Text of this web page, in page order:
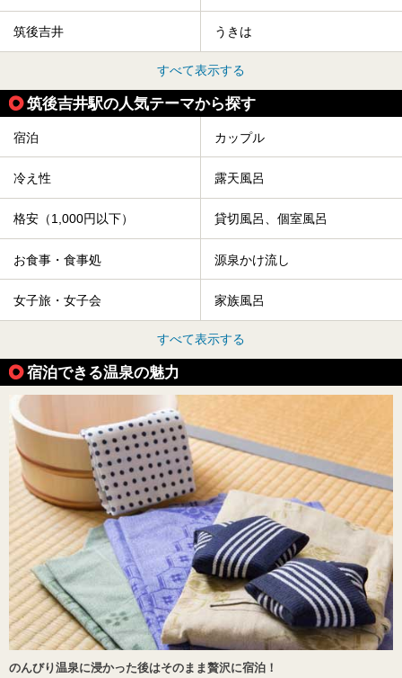
筑後吉井 うきは
すべて表示する
筑後吉井駅の人気テーマから探す
宿泊 カップル
冷え性 露天風呂
格安（1,000円以下） 貸切風呂、個室風呂
お食事・食事処 源泉かけ流し
女子旅・女子会 家族風呂
すべて表示する
宿泊できる温泉の魅力
のんびり温泉に浸かった後はそのまま贅沢に宿泊！